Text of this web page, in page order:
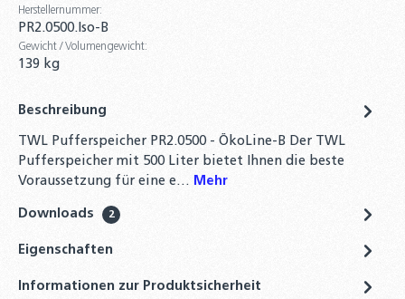
Herstellernummer:
PR2.0500.Iso-B
Gewicht / Volumengewicht:
139 kg
Beschreibung
TWL Pufferspeicher PR2.0500 - ÖkoLine-B Der TWL
Pufferspeicher mit 500 Liter bietet Ihnen die beste
Voraussetzung für eine e… Mehr
Downloads 2
Eigenschaften
Informationen zur Produktsicherheit